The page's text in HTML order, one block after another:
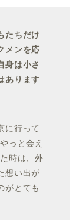
たちだけ
メンを応
身は小さ
あります
に行って
っと会え
時は、外
想い出が
がとても